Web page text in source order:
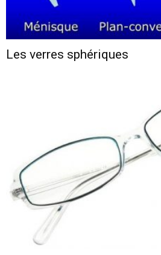
Les verres sphériques